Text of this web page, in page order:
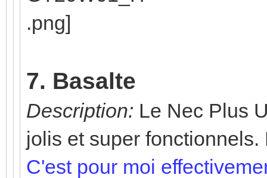
7. Basalte
Description: Le Nec Plus
jolis et super
C'est pour moi